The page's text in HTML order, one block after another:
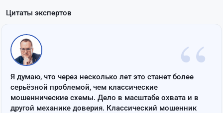
Цитаты экспертов
“
Я думаю, что через несколько лет это станет более
серьёзной проблемой, чем классические
мошеннические схемы. Дело в масштабе охвата и в
другой механике доверия. Классический мошенник